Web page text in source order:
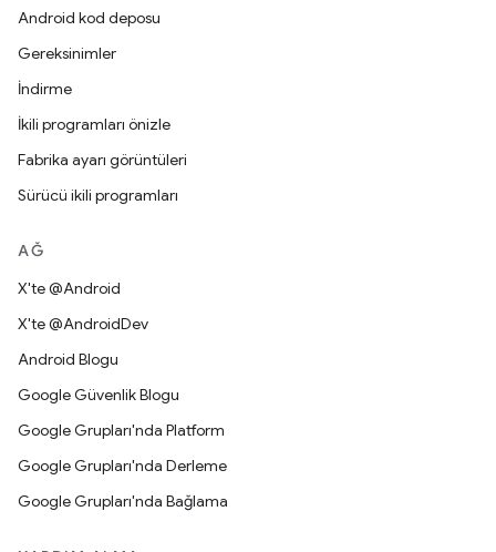
Android kod deposu
Gereksinimler
İndirme
İkili programları önizle
Fabrika ayarı görüntüleri
Sürücü ikili programları
AĞ
X'te @Android
X'te @AndroidDev
Android Blogu
Google Güvenlik Blogu
Google Grupları'nda Platform
Google Grupları'nda Derleme
Google Grupları'nda Bağlama